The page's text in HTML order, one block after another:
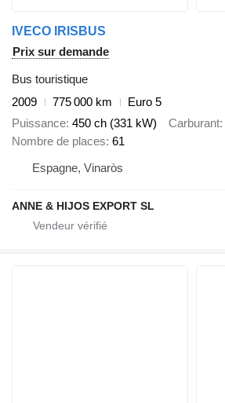
IVECO IRISBUS
Prix sur demande
Bus touristique
2009
775 000 km
Euro 5
Puissance 450 ch (331 kW) Carburant
Nombre de places 61
Espagne, Vinaròs
ANNE & HIJOS EXPORT SL